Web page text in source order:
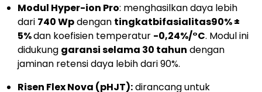
Modul Hyper-ion Pro: menghasilkan daya lebih
dari 740 Wpdengan tingkatbifasialitas90% ±
5%dan koefisien temperatur -0,24%/°C. Modul ini
didukung garansi selama 30 tahun dengan
jaminan retensi daya lebih dari 90%.
Risen Flex Nova (pHJT):dirancang untuk